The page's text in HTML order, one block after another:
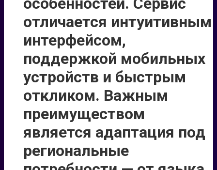
отличается интуитивным
интерфейсом,
поддержкой мобильных
устройств и быстрым
откликом. Важным
преимуществом
является адаптация под
региональные